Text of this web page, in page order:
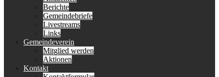
Berichte
Gemeindebriefe
Livestreams
Links
Gemeindeverein
Mitglied werden
Aktionen
Kontakt